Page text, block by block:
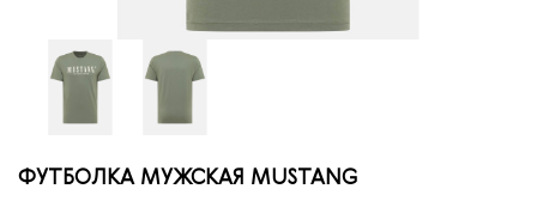
ФУТБОЛКА МУЖСКАЯ MUSTANG